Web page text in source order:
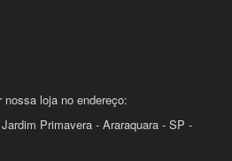
loja no endereço:
Primavera - Araraquara - SP -